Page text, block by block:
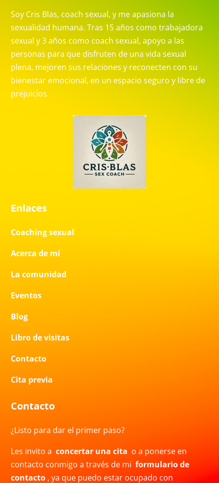
Soy Cris Blas, coach sexual, y me apasiona la
sexualidad humana. Tras 15 años como trabajadora
sexual y 3 años como coach sexual, apoyo a las
personas para que disfruten de una vida sexual
plena, mejoren sus relaciones y reconecten con su
bienestar emocional, en un espacio seguro y libre de
prejuicios.
Enlaces
Coaching sexual
Acerca de mí
La comunidad
Eventos
Blog
Libro de visitas
Contacto
Cita previa
Contacto
¿Listo para dar el primer paso?
Les invito aconcertar una cita o a ponerse en
contacto conmigo a través de miformulario de
contacto , ya que puedo estar ocupado con